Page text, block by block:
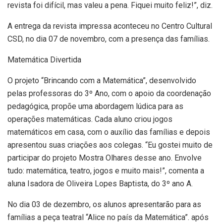
revista foi difícil, mas valeu a pena. Fiquei muito feliz!”, diz.
A entrega da revista impressa aconteceu no Centro Cultural
CSD, no dia 07 de novembro, com a presença das famílias.
Matemática Divertida
O projeto “Brincando com a Matemática”, desenvolvido
pelas professoras do 3º Ano, com o apoio da coordenação
pedagógica, propõe uma abordagem lúdica para as
operações matemáticas. Cada aluno criou jogos
matemáticos em casa, com o auxílio das famílias e depois
apresentou suas criações aos colegas. “Eu gostei muito de
participar do projeto Mostra Olhares desse ano. Envolve
tudo: matemática, teatro, jogos e muito mais!”, comenta a
aluna Isadora de Oliveira Lopes Baptista, do 3º ano A.
No dia 03 de dezembro, os alunos apresentarão para as
famílias a peça teatral “Alice no país da Matemática”. após